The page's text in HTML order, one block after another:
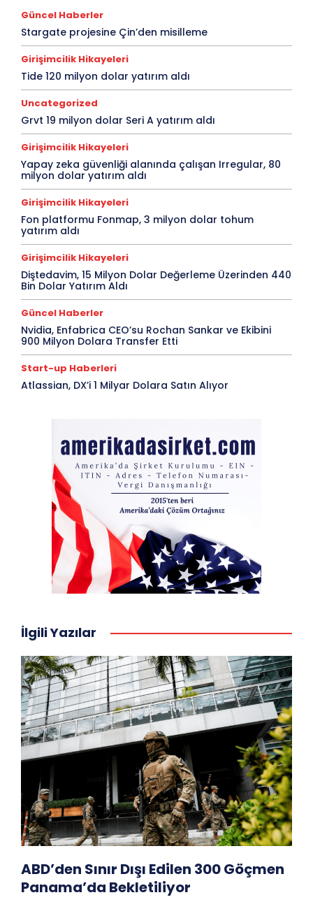
Güncel Haberler
Stargate projesine Çin’den misilleme
Girişimcilik Hikayeleri
Tide 120 milyon dolar yatırım aldı
Uncategorized
Grvt 19 milyon dolar Seri A yatırım aldı
Girişimcilik Hikayeleri
Yapay zeka güvenliği alanında çalışan Irregular, 80
milyon dolar yatırım aldı
Girişimcilik Hikayeleri
Fon platformu Fonmap, 3 milyon dolar tohum
yatırım aldı
Girişimcilik Hikayeleri
Diştedavim, 15 Milyon Dolar Değerleme Üzerinden 440
Bin Dolar Yatırım Aldı
Güncel Haberler
Nvidia, Enfabrica CEO’su Rochan Sankar ve Ekibini
900 Milyon Dolara Transfer Etti
Start-up Haberleri
Atlassian, DX’i 1 Milyar Dolara Satın Alıyor
İlgili Yazılar
ABD’den Sınır Dışı Edilen 300 Göçmen
Panama’da Bekletiliyor